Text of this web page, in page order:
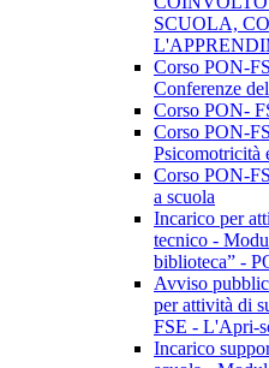
SCUOLA,
Corso PON-
Conferenze
Corso PON-
Corso PON-
Psicomotricità
Corso PON-
a scuola
Incarico per
tecnico -
biblioteca” -
Avviso
per attività di
FSE - L'Apri-
Incarico